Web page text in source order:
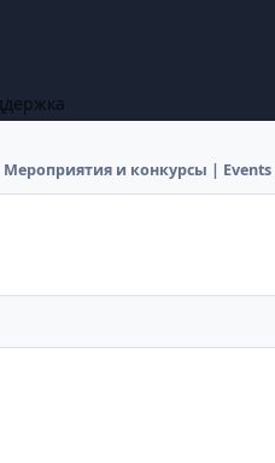
Мероприятия и конкурсы | Events